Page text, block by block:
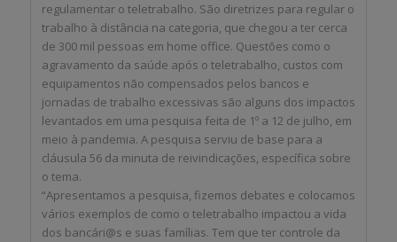
regulamentar o teletrabalho. São diretrizes para regular o
trabalho à distância na categoria, que chegou a ter cerca
de 300 mil pessoas em home office. Questões como o
agravamento da saúde após o teletrabalho, custos com
equipamentos não compensados pelos bancos e
jornadas de trabalho excessivas são alguns dos impactos
levantados em uma pesquisa feita de 1º a 12 de julho, em
meio à pandemia. A pesquisa serviu de base para a
cláusula 56 da minuta de reivindicações, específica sobre
o tema.
“Apresentamos a pesquisa, fizemos debates e colocamos
vários exemplos de como o teletrabalho impactou a vida
dos bancári@s e suas famílias. Tem que ter controle da